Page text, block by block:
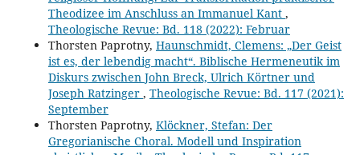
Theodizee im Anschluss an Immanuel Kant ,
Theologische Revue: Bd. 118 (2022): Februar
Thorsten Paprotny, Haunschmidt, Clemens: „Der Geist
ist es, der lebendig macht“. Biblische Hermeneutik im
Diskurs zwischen John Breck, Ulrich Körtner und
Joseph Ratzinger , Theologische Revue: Bd. 117 (2021):
September
Thorsten Paprotny, Klöckner, Stefan: Der
Gregorianische Choral. Modell und Inspiration